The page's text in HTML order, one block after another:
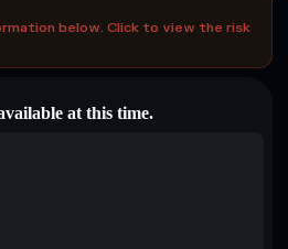
below. Click to view the risk
at this time.